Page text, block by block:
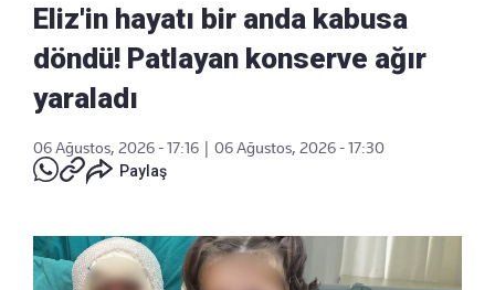
Eliz'in hayatı bir anda kabusa
döndü! Patlayan konserve ağır
yaraladı
06 Ağustos, 2026 - 17:16 | 06 Ağustos, 2026 - 17:30
Paylaş